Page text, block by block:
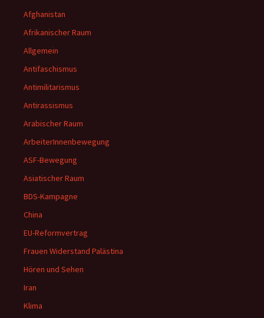
Afghanistan
Afrikanischer Raum
Allgemein
Antifaschismus
Antimilitarismus
Antirassismus
Arabischer Raum
ArbeiterInnenbewegung
ASF-Bewegung
Asiatischer Raum
BDS-Kampagne
China
EU-Reformvertrag
Frauen Widerstand Palästina
Hören und Sehen
Iran
Klima